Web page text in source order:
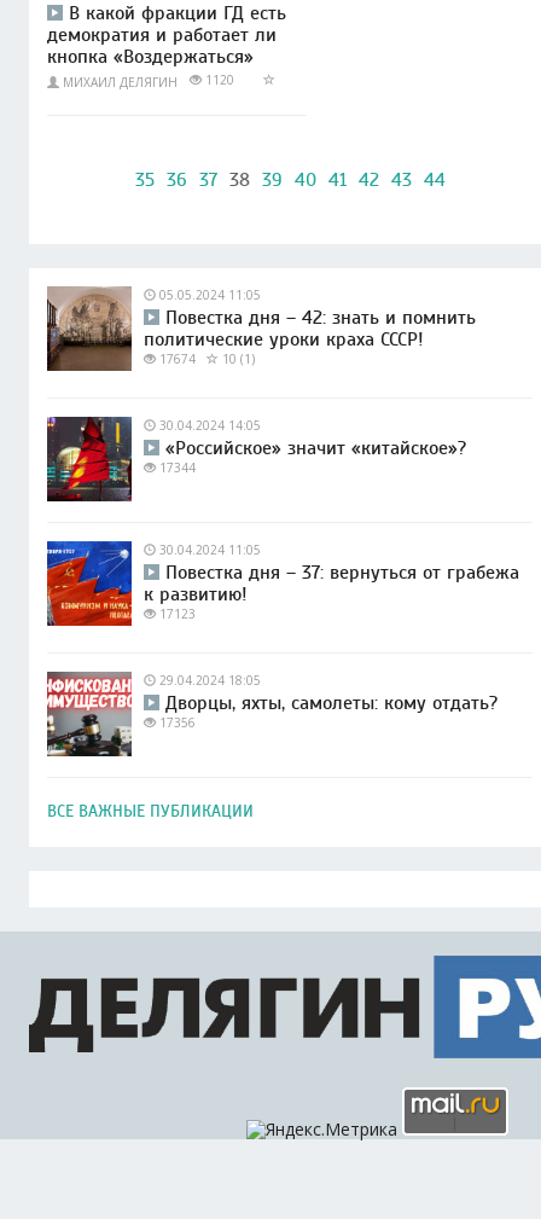
В какой фракции ГД есть
демократия и работает ли
кнопка «Воздержаться»
МИХАИЛ ДЕЛЯГИН 1120
35 36 37 38 39 40 41 42 43 44
05.05.2024 11:05
Повестка дня – 42: знать и помнить
политические уроки краха СССР!
17674 10 (1)
30.04.2024 14:05
«Российское» значит «китайское»?
17344
30.04.2024 11:05
Повестка дня – 37: вернуться от грабежа
к развитию!
17123
29.04.2024 18:05
Дворцы, яхты, самолеты: кому отдать?
17356
ВСЕ ВАЖНЫЕ ПУБЛИКАЦИИ